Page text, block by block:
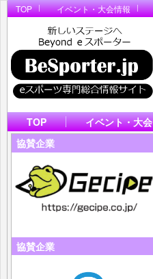
TOP イベント・大会情報
TOP イベント・大会
協賛企業
協賛企業